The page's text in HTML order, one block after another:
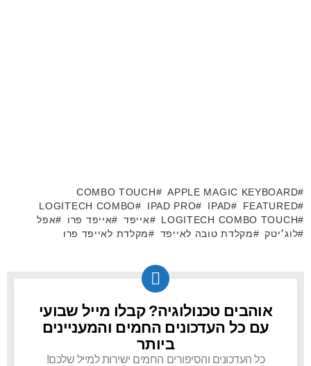
APPLE MAGIC KEYBOARD
COMBO TOUCH
FEATURED
IPAD
IPAD PRO
LOGITECH COMBO
LOGITECH COMBO TOUCH
אייפד אייפד פרו
אפל
לוג׳יטק
מקלדת טובה לאייפד מקלדת לאייפד פרו
NEWSLETTER
אוהבים טכנולוגיה? קבלו מייל שבועי
עם כל העדכונים החמים והמעניינים
ביותר
כל העדכונים והסיפורים החמים ישירות למייל שלכם!